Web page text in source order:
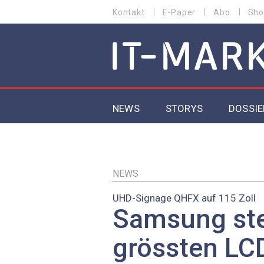
zum
MENU
Kontakt E-Paper Abo
MAIN NAVIGATION
NEWS STORYS
EU-
NEWS
UHD-Signage QHFX auf 115 Zoll
Samsung
grössten